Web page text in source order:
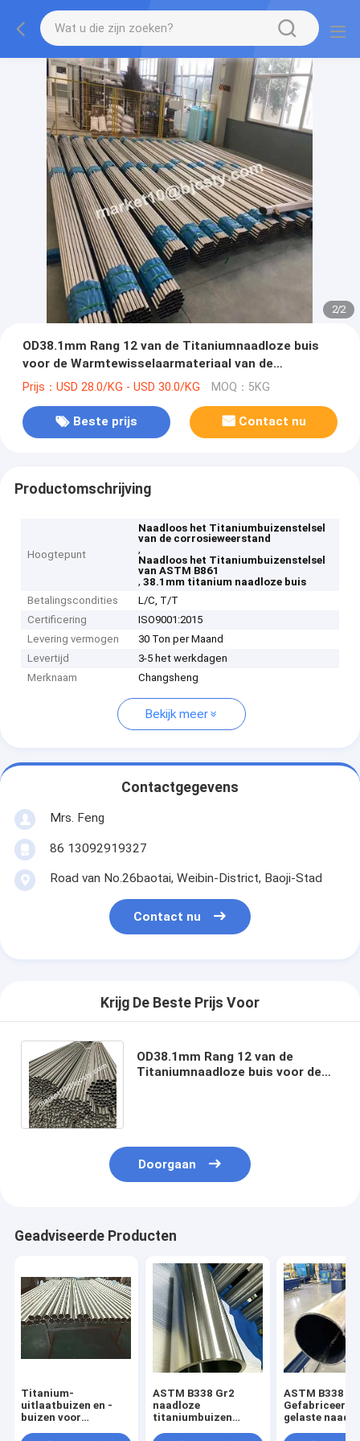
2/2
OD38.1mm Rang 12 van de Titaniumnaadloze buis
voor de Warmtewisselaarmateriaal van de
Zoutzuurdamp
Prijs：USD 28.0/KG - USD 30.0/KG MOQ：5KG
Beste prijs Contact nu
Productomschrijving
Hoogtepunt
Naadloos het Titaniumbuizenstelsel
van de corrosieweerstand
,
Naadloos het Titaniumbuizenstelsel
van ASTM B861
,38.1mm titanium naadloze buis
Betalingscondities
L/C, T/T
Certificering
ISO9001:2015
Levering vermogen
30 Ton per Maand
Levertijd
3-5 het werkdagen
Merknaam
Changsheng
Bekijk meer
Contactgegevens
Mrs. Feng
86 13092919327
Road van No.26baotai, Weibin-District, Baoji-Stad
Contact nu
Krijg De Beste Prijs Voor
OD38.1mm Rang 12 van de
Titaniumnaadloze buis voor de
Doorgaan
Geadviseerde Producten
Titanium-
uitlaatbuizen en -
buizen voor
ASTM B338 Gr2
naadloze
titaniumbuizen
ASTM B338
Gefabriceerde
gelaste